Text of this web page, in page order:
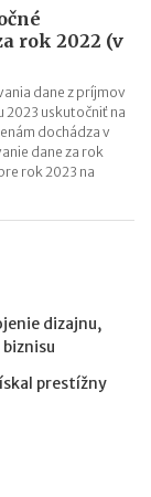
rok 2022 (v
dane z príjmov
2023 uskutočniť na
dochádza v
dane za rok
rok 2023 na
dizajnu,
prestížny